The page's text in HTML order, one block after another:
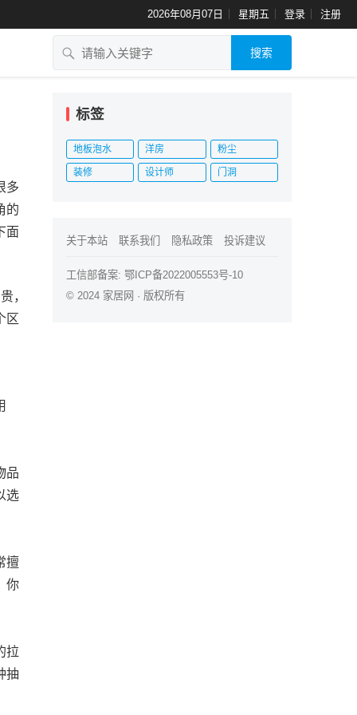
2026年08月07日 星期五 登录 注册
搜索
多
的
面
，
区
品
选
擅
你
拉
抽
标签
地板泡水 洋房 粉尘
装修 设计师 门洞
关于本站 联系我们 隐私政策 投诉建议
工信部备案: 鄂ICP备2022005553号-10
© 2024 家居网 · 版权所有